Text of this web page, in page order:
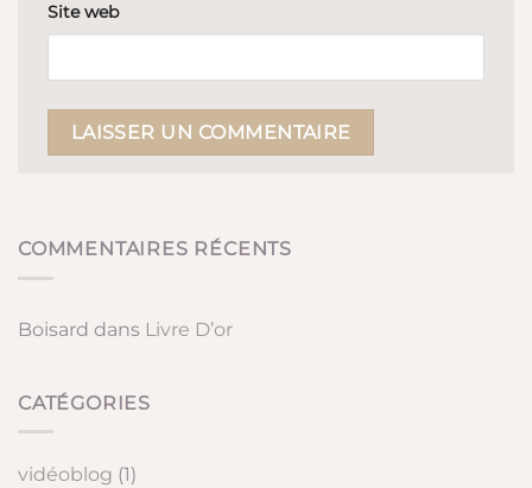
Site web
COMMENTAIRES RÉCENTS
Boisard dans Livre D’or
CATÉGORIES
vidéoblog (1)